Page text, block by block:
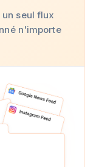
un seul flux
n'importe